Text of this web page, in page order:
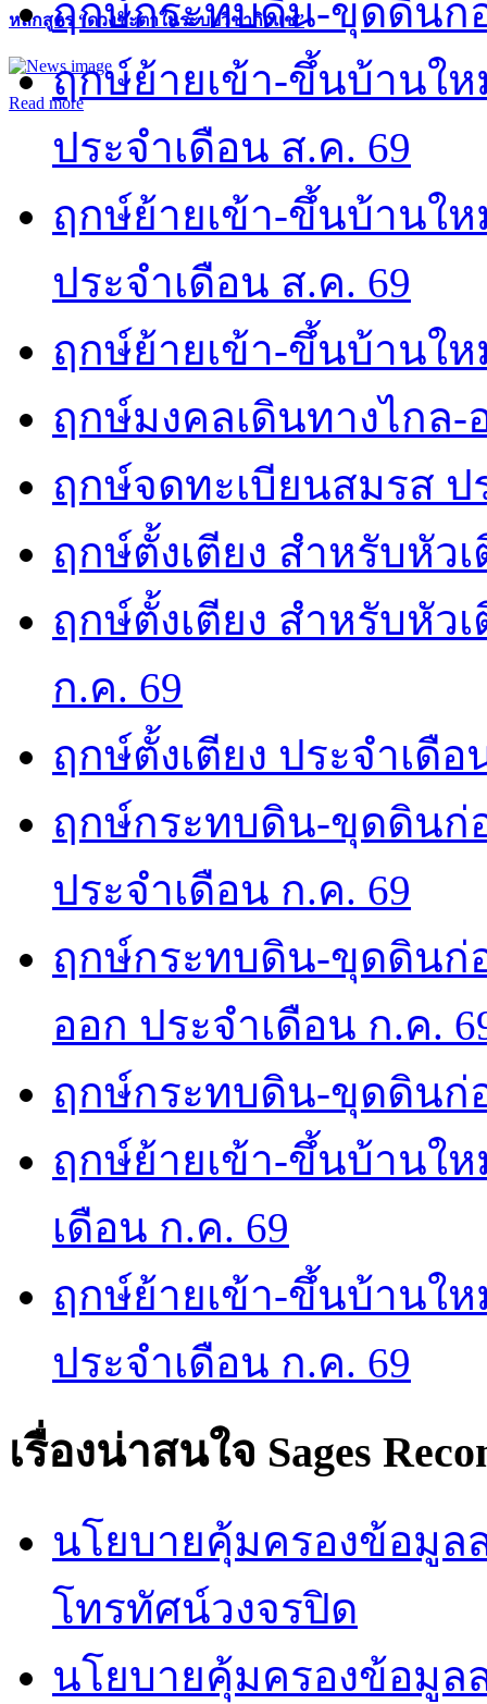
หลักสูตร “ดวงชะตาในระบบวิชากิวแช”
Read more
ฤกษ์กระทบดิน-ขุดดินก่
ฤกษ์ย้ายเข้า-ขึ้นบ้านใ
ประจำเดือน ส.ค. 69
ฤกษ์ย้ายเข้า-ขึ้นบ้านใ
ประจำเดือน ส.ค. 69
ฤกษ์ย้ายเข้า-ขึ้นบ้านให
ฤกษ์มงคลเดินทางไกล-
ฤกษ์จดทะเบียนสมรส ป
ฤกษ์ตั้งเตียง สำหรับหัว
ฤกษ์ตั้งเตียง สำหรับหัว
ก.ค. 69
ฤกษ์ตั้งเตียง ประจำเดือ
ฤกษ์กระทบดิน-ขุดดินก่
ประจำเดือน ก.ค. 69
ฤกษ์กระทบดิน-ขุดดินก่
ออก ประจำเดือน ก.ค.
ฤกษ์กระทบดิน-ขุดดินก่
ฤกษ์ย้ายเข้า-ขึ้นบ้านใ
เดือน ก.ค. 69
ฤกษ์ย้ายเข้า-ขึ้นบ้านใ
ประจำเดือน ก.ค. 69
เรื่องน่าสนใจ Sages
นโยบายคุ้มครองข้อมูล
โทรทัศน์วงจรปิด
นโยบายคุ้มครองข้อมูล